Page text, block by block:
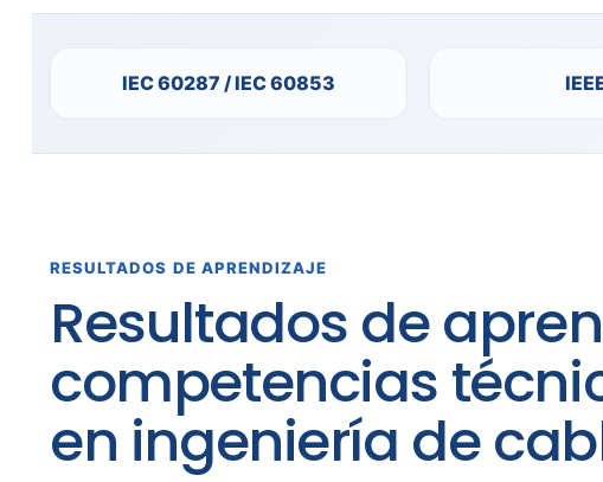
IEC 60287 / IEC 60853
RESULTADOS DE APRENDIZAJE
Resultados de
competencias
en ingeniería de